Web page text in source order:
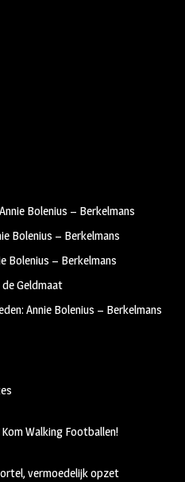
Bolenius – Berkelmans
Bolenius – Berkelmans
Bolenius – Berkelmans
Geldmaat
Annie Bolenius – Berkelmans
Walking Footballen!
vermoedelijk opzet